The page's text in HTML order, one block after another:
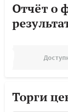
Отчёт о
Торги